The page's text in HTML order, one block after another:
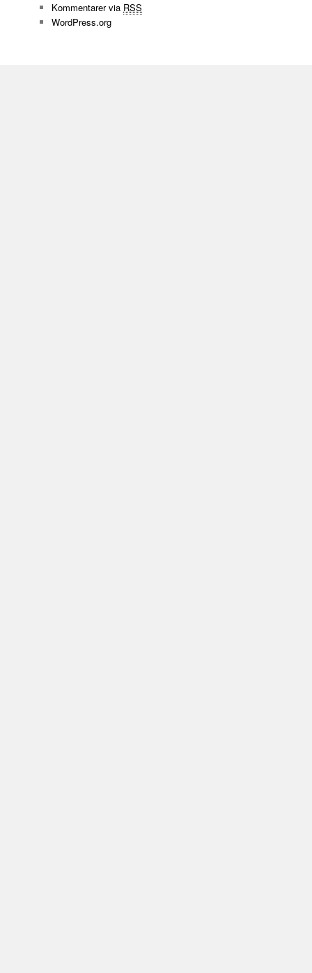
Kommentarer via RSS
WordPress.org